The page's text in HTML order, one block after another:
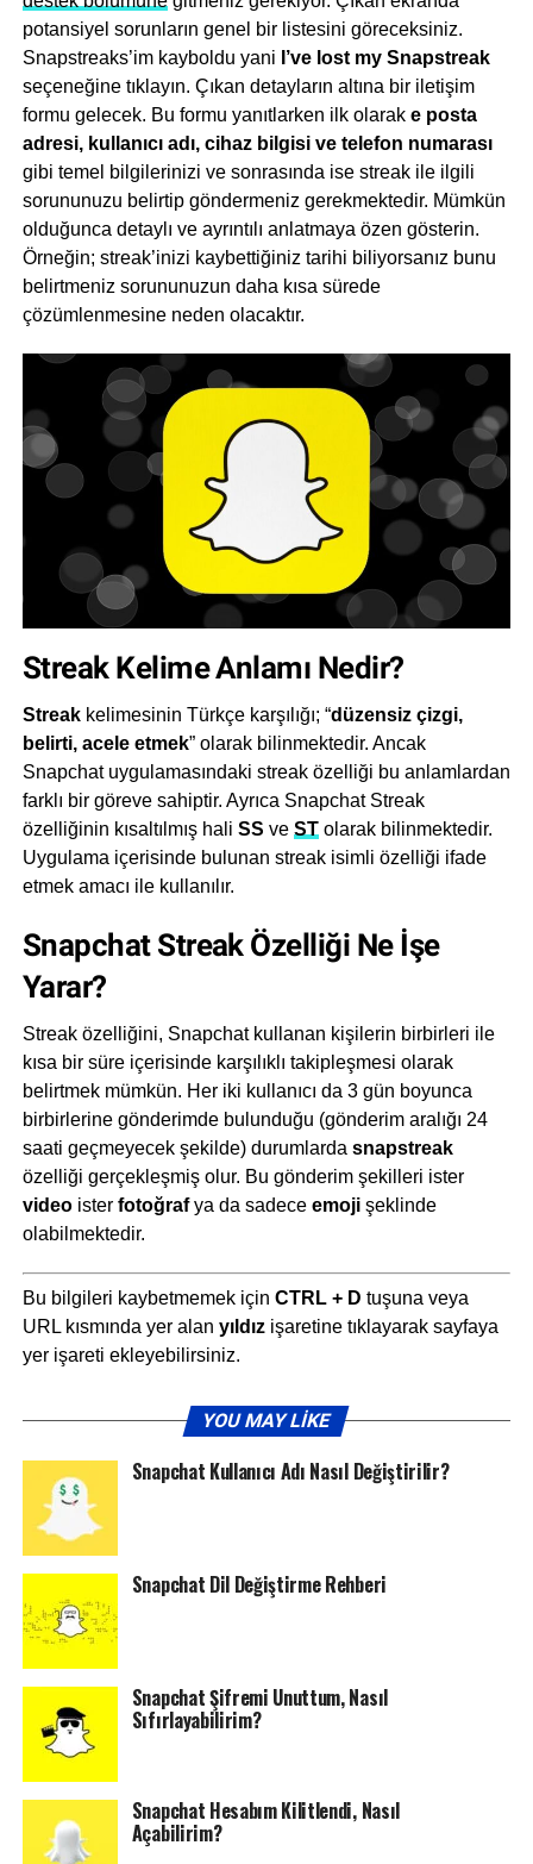
potansiyel sorunların genel bir listesini göreceksiniz.
Snapstreaks’im kayboldu yani I’ve lost my Snapstreak
seçeneğine tıklayın. Çıkan detayların altına bir iletişim
formu gelecek. Bu formu yanıtlarken ilk olarak e posta
adresi, kullanıcı adı, cihaz bilgisi ve telefon numarası
gibi temel bilgilerinizi ve sonrasında ise streak ile ilgili
sorununuzu belirtip göndermeniz gerekmektedir. Mümkün
olduğunca detaylı ve ayrıntılı anlatmaya özen gösterin.
Örneğin; streak’inizi kaybettiğiniz tarihi biliyorsanız bunu
belirtmeniz sorununuzun daha kısa sürede
çözümlenmesine neden olacaktır.
Streak Kelime Anlamı Nedir?
Streakkelimesinin Türkçe karşılığı; “düzensiz çizgi,
belirti, acele etmek” olarak bilinmektedir. Ancak
Snapchat uygulamasındaki streak özelliği bu anlamlardan
farklı bir göreve sahiptir. Ayrıca Snapchat Streak
özelliğinin kısaltılmış hali SS ve STolarak bilinmektedir.
Uygulama içerisinde bulunan streak isimli özelliği ifade
etmek amacı ile kullanılır.
Snapchat Streak Özelliği Ne İşe
Yarar?
Streak özelliğini, Snapchat kullanan kişilerin birbirleri ile
kısa bir süre içerisinde karşılıklı takipleşmesi olarak
belirtmek mümkün. Her iki kullanıcı da 3 gün boyunca
birbirlerine gönderimde bulunduğu (gönderim aralığı 24
saati geçmeyecek şekilde) durumlarda snapstreak
özelliği gerçekleşmiş olur. Bu gönderim şekilleri ister
videoisterfotoğrafya da sadece emojişeklinde
olabilmektedir.
Bu bilgileri kaybetmemek için CTRL + D tuşuna veya
URL kısmında yer alan yıldızişaretine tıklayarak sayfaya
yer işareti ekleyebilirsiniz.
YOU MAY LIKE
Snapchat Kullanıcı Adı Nasıl Değiştirilir?
Snapchat Dil Değiştirme Rehberi
Snapchat Şifremi Unuttum, Nasıl
Sıfırlayabilirim?
Snapchat Hesabım Kilitlendi, Nasıl
Açabilirim?